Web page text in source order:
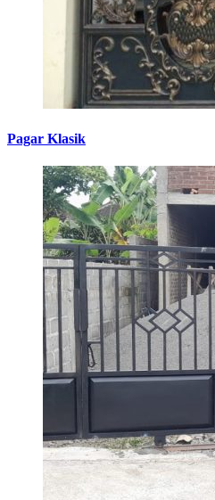
Pagar Klasik